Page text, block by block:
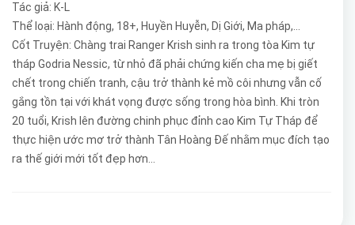
Tác giả: K-L
Thể loại: Hành động, 18+, Huyền Huyễn, Dị Giới, Ma pháp,...
Cốt Truyện: Chàng trai Ranger Krish sinh ra trong tòa Kim tự
tháp Godria Nessic, từ nhỏ đã phải chứng kiến cha mẹ bị giết
chết trong chiến tranh, cậu trở thành kẻ mồ côi nhưng vẫn cố
gắng tồn tại với khát vọng được sống trong hòa bình. Khi tròn
20 tuổi, Krish lên đường chinh phục đỉnh cao Kim Tự Tháp để
thực hiện ước mơ trở thành Tân Hoàng Đế nhằm mục đích tạo
ra thế giới mới tốt đẹp hơn...